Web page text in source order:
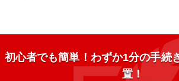
初心者でも簡単！わずか1分の手続
置！